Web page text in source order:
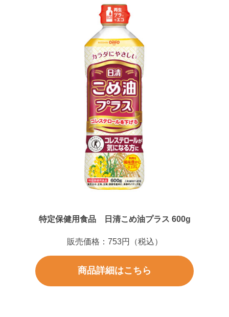
特定保健用食品 日清こめ油プラス 600g
販売価格：753円（税込）
商品詳細はこちら